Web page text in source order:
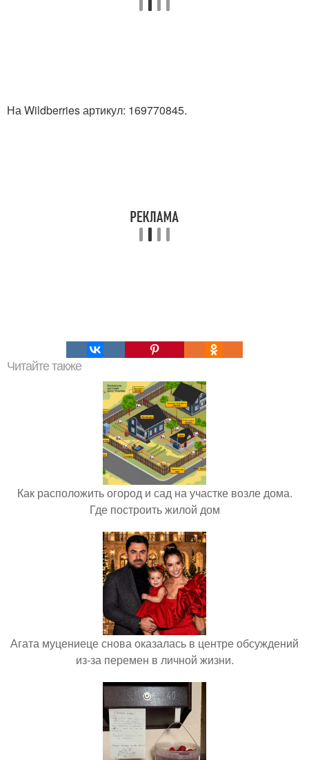
На Wildberries артикул: 169770845.
Читайте также
Как расположить огород и сад на участке возле дома.
Где построить жилой дом
Агата муцениеце снова оказалась в центре обсуждений
из-за перемен в личной жизни.